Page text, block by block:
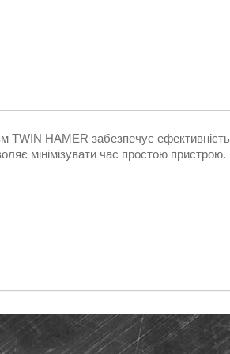
TWIN HAMER забезпечує ефективність
мінімізувати час простою пристрою.